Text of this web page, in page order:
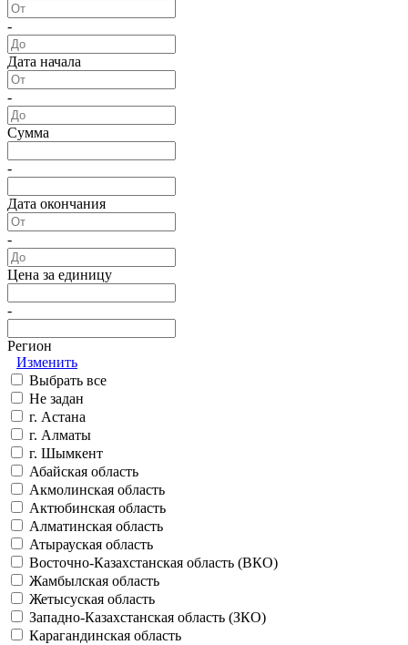
-
Дата начала
-
Сумма
-
Дата окончания
-
Цена за единицу
-
Регион
Изменить
Выбрать все
Не задан
г. Астана
г. Алматы
г. Шымкент
Абайская область
Акмолинская область
Актюбинская область
Алматинская область
Атырауская область
Восточно-Казахстанская область (ВКО)
Жамбылская область
Жетысуская область
Западно-Казахстанская область (ЗКО)
Карагандинская область